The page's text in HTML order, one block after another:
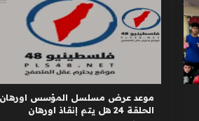
موعد عرض مسلسل المؤسس اورهان
الحلقة 24 هل يتم إنقاذ اورهان